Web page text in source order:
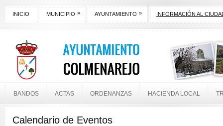
INICIO MUNICIPIO » AYUNTAMIENTO » INFORMACIÓN AL
BANDOS ACTAS ORDENANZAS HACIENDA LOCAL
Calendario de Eventos